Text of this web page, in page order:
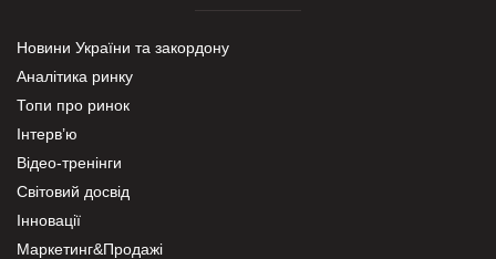
Новини України та закордону
Аналітика ринку
Топи про ринок
Інтерв’ю
Відео-тренінги
Світовий досвід
Інновації
Маркетинг&Продажі